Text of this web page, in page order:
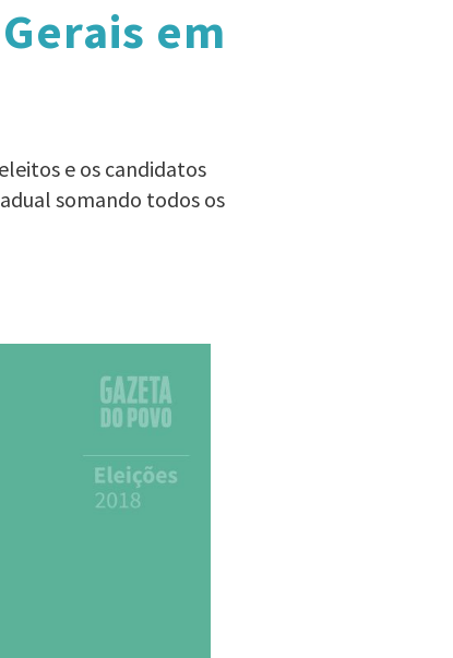
em
e os candidatos
somando todos os